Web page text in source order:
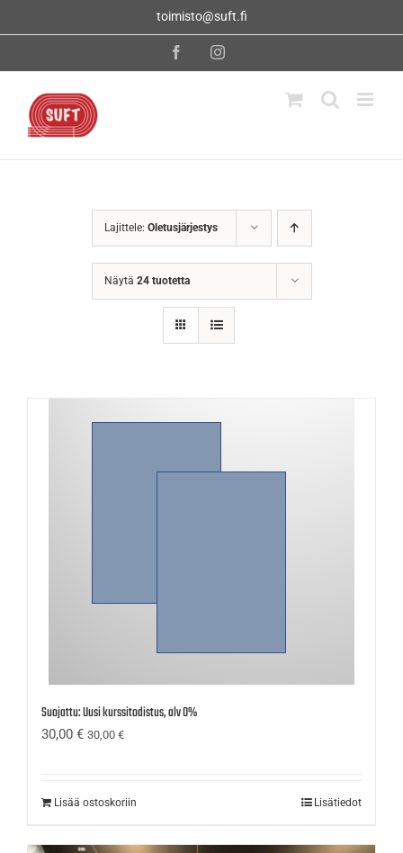
toimisto@suft.fi
FacebookInstagram
Lajittele: Oletusjärjestys
Näytä 24 tuotetta
Suojattu: Uusi kurssitodistus, alv 0%
30,00 € 30,00 €
Lisää ostoskoriin Lisätiedot